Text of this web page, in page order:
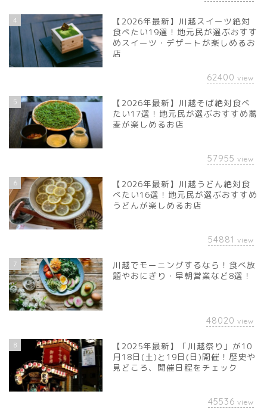
4
【2026年最新】川越スイーツ絶対
食べたい19選！地元民が選ぶおすす
めスイーツ・デザートが楽しめるお
店
62400 view
5
【2026年最新】川越そば絶対食べ
たい17選！地元民が選ぶおすすめ蕎
麦が楽しめるお店
57955 view
6
【2026年最新】川越うどん絶対食
べたい16選！地元民が選ぶおすすめ
うどんが楽しめるお店
54881 view
7
川越でモーニングするなら！食べ放
題やおにぎり・早朝営業など8選！
48020 view
8
【2025年最新】「川越祭り」が10
月18日(土)と19日(日)開催！歴史や
見どころ、開催日程をチェック
45536 view